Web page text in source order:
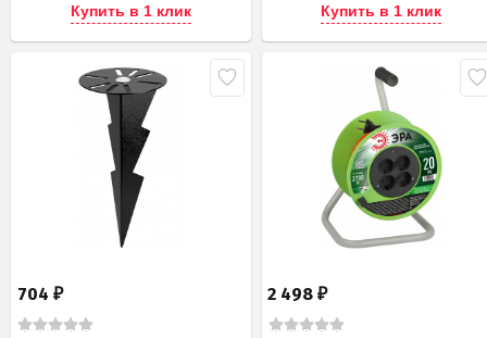
Купить в 1 клик Купить в 1 клик
704 ₽ 2 498₽